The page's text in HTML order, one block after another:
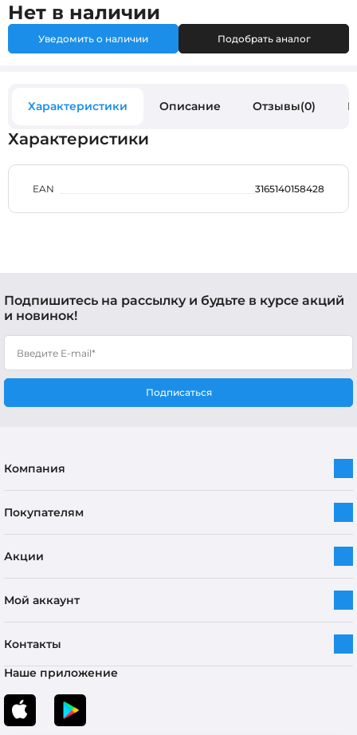
Нет в наличии
Уведомить о наличии Подобрать аналог
Характеристики Описание Отзывы(0)
Характеристики
EAN 3165140158428
Подпишитесь на рассылку и будьте в курсе акций
и новинок!
Подписаться
Компания
Покупателям
Акции
Мой аккаунт
Контакты
Наше приложение